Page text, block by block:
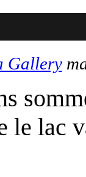
Gallery
le lac